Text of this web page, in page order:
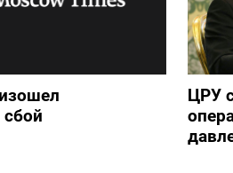
ЦРУ